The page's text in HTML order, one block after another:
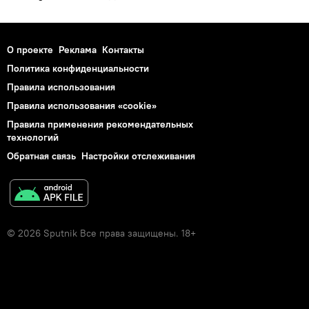
О проекте Реклама Контакты
Политика конфиденциальности
Правила использования
Правила использования «cookie»
Правила применения рекомендательных
технологий
Обратная связь Настройки отслеживания
© 2026 Sputnik Все права защищены. 18+